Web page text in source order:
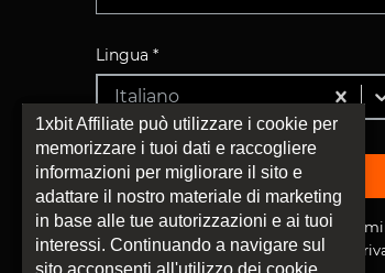
Lingua *
Italiano
ISCRIVITI
Ho letto, compreso e accetto i
condizioni e l'Informativa sulla
1xbit Affiliate può utilizzare i cookie per
memorizzare i tuoi dati e raccogliere
informazioni per migliorare il sito e
adattare il nostro materiale di marketing
in base alle tue autorizzazioni e ai tuoi
interessi. Continuando a navigare sul
sito acconsenti all'utilizzo dei cookie.